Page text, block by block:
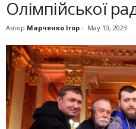
Олімпійської
Автор Марченко Ігор - May 10, 2023